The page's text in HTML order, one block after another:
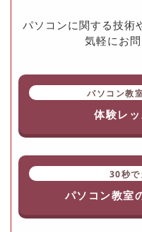
パソコンに関する技術
気軽にお
パソコン教
体験レ
30秒で
パソコン教室